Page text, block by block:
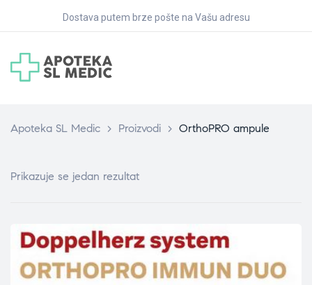
Dostava putem brze pošte na Vašu adresu
Apoteka SL Medic > Proizvodi > OrthoPRO ampule
Prikazuje se jedan rezultat